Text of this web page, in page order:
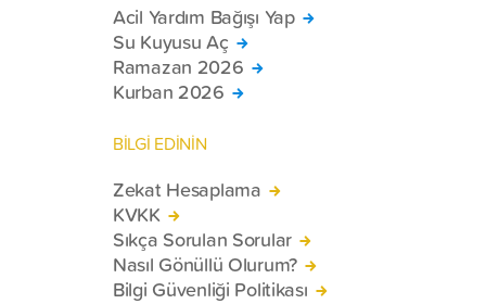
Acil Yardım Bağışı Yap
Su Kuyusu Aç
Ramazan 2026
Kurban 2026
BİLGİ EDİNİN
Zekat Hesaplama
KVKK
Sıkça Sorulan Sorular
Nasıl Gönüllü Olurum?
Bilgi Güvenliği Politikası